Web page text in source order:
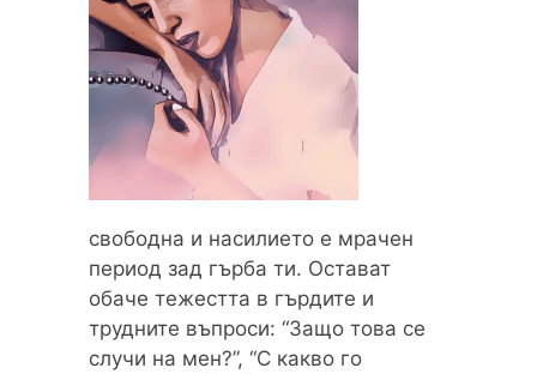
свободна и насилието е мрачен
период зад гърба ти. Остават
обаче тежестта в гърдите и
трудните въпроси: “Защо това се
случи на мен?”, “С какво го